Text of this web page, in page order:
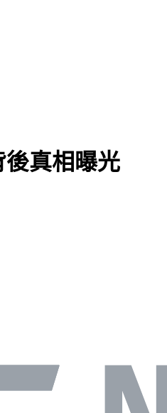
真相曝光